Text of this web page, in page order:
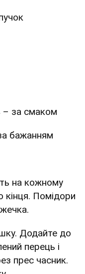
– за смаком
бажанням
на кожному
кінця. Помідори
Додайте до
перець і
прес часник.